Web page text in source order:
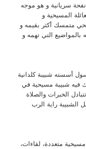
سريانية و هو موجه
المسيحية و
متمسك أكثر بقيمه و
بالمواضيع التي تهمه و
أسسته شبيبة كلدانية
فيه شبيبة مسيحية في
الخبرات والصلاة
الشبيبة راية الرب
متعددة، لقاءات،